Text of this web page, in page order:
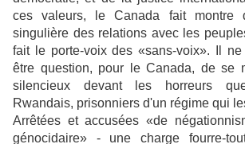
ces valeurs, le Canada fait montre
singulière des relations avec les
fait le porte-voix des «sans-voix». Il
être question, pour le Canada, de se
silencieux devant les horreurs
Rwandais, prisonniers d'un régime qui
Arrêtées et accusées «de
génocidaire» - une charge fourre-